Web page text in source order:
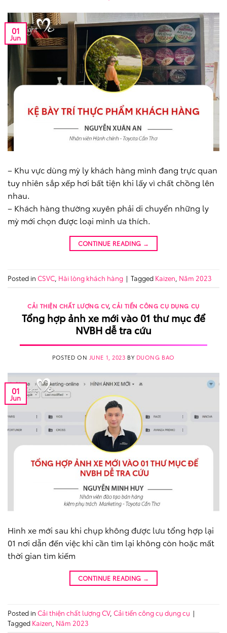
01
Jun
– Khu vực dùng mỳ ly khách hàng mình đang trực quan
tuy nhiên sắp xếp hơi bất tiện khi lấy vì chất chồng lên
nhau.
– Khách hàng thường xuyên phải di chuyển những ly
mỳ mới chọn được loại mình ưa thích.
CONTINUE READING →
Posted in CSVC Hài lòng khách hàng | Tagged Kaizen Năm 2023
CẢI THIỆN CHẤT LƯỢNG CV,CẢI TIẾN CÔNG CỤ DỤNG CỤ
Tổng hợp ảnh xe mới vào 01 thư mục để
NVBH dễ tra cứu
POSTED ON JUNE 1, 2023 BY DUONG BAO
01
Jun
Hình xe mới sau khi chụp không được lưu tổng hợp lại
01 nơi dẫn đến việc khi cần tìm lại không còn hoặc mất
thời gian tìm kiếm
CONTINUE READING →
Posted in Cải thiện chất lượng CV, Cải tiến công cụ dụng cụ |
Tagged Kaizen Năm 2023